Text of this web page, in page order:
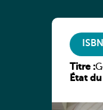
Titre :
État